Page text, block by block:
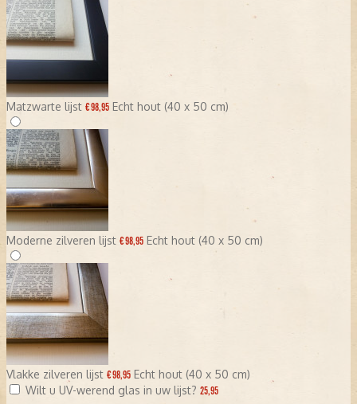
Matzwarte lijst € 98,95 Echt hout (40 x 50 cm)
Moderne zilveren lijst € 98,95 Echt hout (40 x 50 cm)
Vlakke zilveren lijst € 98,95 Echt hout (40 x 50 cm)
Wilt u UV-werend glas in uw lijst? 25,95